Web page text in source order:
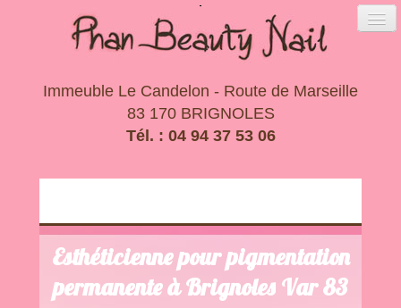
Immeuble Le Candelon - Route de Marseille
83 170 BRIGNOLES
Tél. : 04 94 37 53 06
Esthéticienne pour pigmentation
permanente à Brignoles Var 83